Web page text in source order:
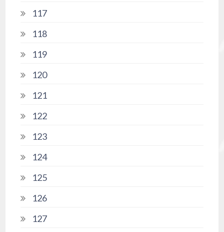
117
118
119
120
121
122
123
124
125
126
127